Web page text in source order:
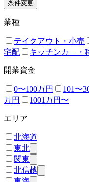
条件変更
業種
テイクアウト・小売
宅配
キッチンカ―・
開業資金
0〜100万円 101〜
万円
1001万円〜
エリア
北海道
東北
関東
北信越